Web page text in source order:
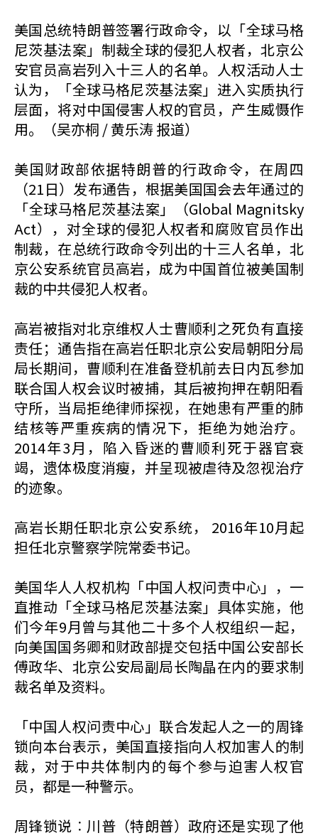
美国总统特朗普签署行政命令，以「全球马格
尼茨基法案」制裁全球的侵犯人权者，北京公
安官员高岩列入十三人的名单。人权活动人士
认为，「全球马格尼茨基法案」进入实质执行
层面，将对中国侵害人权的官员，产生威慑作
用。（吴亦桐 / 黄乐涛 报道）
美国财政部依据特朗普的行政命令，在周四
（21日）发布通告，根据美国国会去年通过的
「全球马格尼茨基法案」（Global Magnitsky
Act），对全球的侵犯人权者和腐败官员作出
制裁，在总统行政命令列出的十三人名单，北
京公安系统官员高岩，成为中国首位被美国制
裁的中共侵犯人权者。
高岩被指对北京维权人士曹顺利之死负有直接
责任；通告指在高岩任职北京公安局朝阳分局
局长期间，曹顺利在准备登机前去日内瓦参加
联合国人权会议时被捕，其后被拘押在朝阳看
守所，当局拒绝律师探视，在她患有严重的肺
结核等严重疾病的情况下，拒绝为她治疗。
2014年3月，陷入昏迷的曹顺利死于器官衰
竭，遗体极度消瘦，并呈现被虐待及忽视治疗
的迹象。
高岩长期任职北京公安系统， 2016年10月起
担任北京警察学院常委书记。
美国华人人权机构「中国人权问责中心」，一
直推动「全球马格尼茨基法案」具体实施，他
们今年9月曾与其他二十多个人权组织一起，
向美国国务卿和财政部提交包括中国公安部长
傅政华、北京公安局副局长陶晶在内的要求制
裁名单及资料。
「中国人权问责中心」联合发起人之一的周锋
锁向本台表示，美国直接指向人权加害人的制
裁，对于中共体制内的每个参与迫害人权官
员，都是一种警示。
周锋锁说︰川普（特朗普）政府还是实现了他